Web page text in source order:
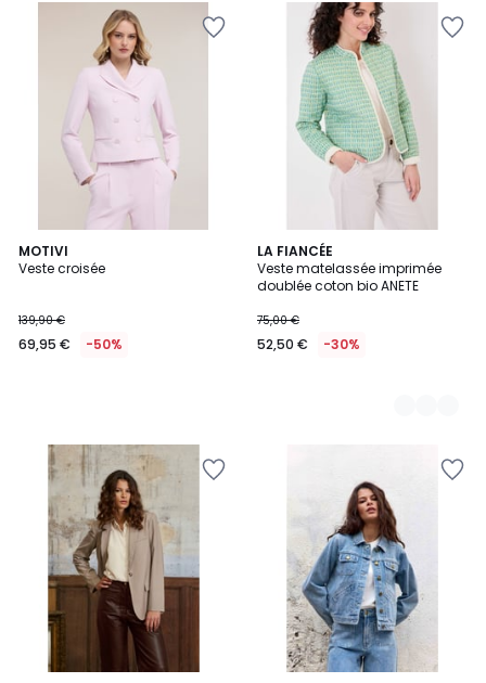
MOTIVI
Veste croisée
139,90 €
69,95 € -50%
LA FIANCÉE
Veste matelassée imprimée
doublée coton bio ANETE
75,00 €
52,50 € -30%
2
Couleurs